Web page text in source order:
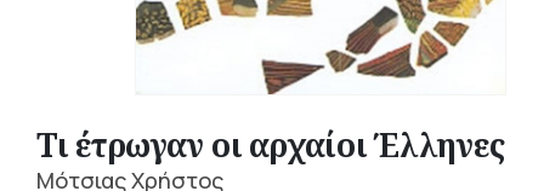
Τι έτρωγαν οι αρχαίοι Έλληνες
Μότσιας Χρήστος